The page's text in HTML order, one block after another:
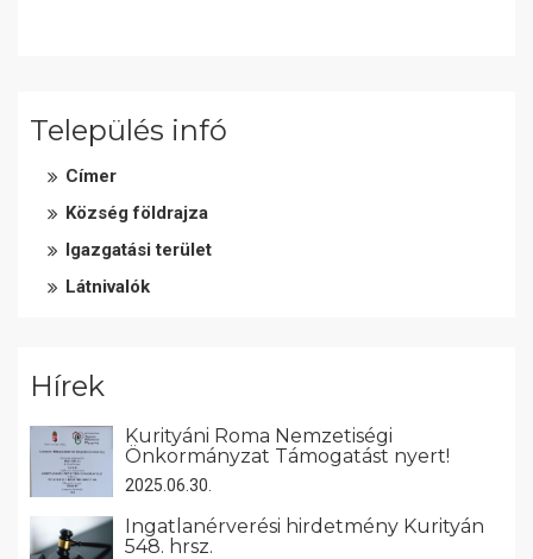
Település infó
Címer
Község földrajza
Igazgatási terület
Látnivalók
Hírek
Kurityáni Roma Nemzetiségi
Önkormányzat Támogatást nyert!
2025.06.30.
Ingatlanérverési hirdetmény Kurityán
548. hrsz.